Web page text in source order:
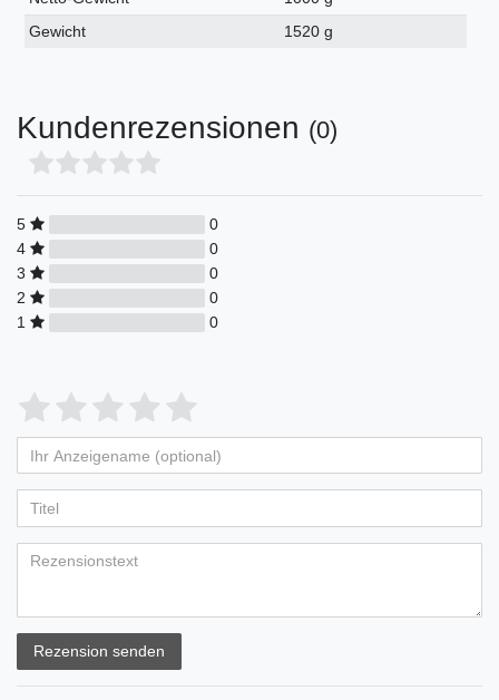
Gewicht
1520 g
Kundenrezensionen (0)
5
0
4
0
3
0
2
0
1
0
Rezension senden